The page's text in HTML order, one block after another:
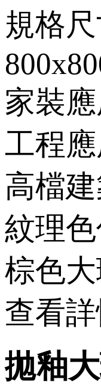
規格
家裝應
工程應
高檔
紋理
棕色
查看
拋釉